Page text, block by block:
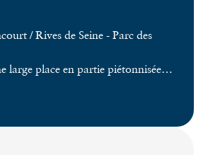
/ Rives de Seine - Parc des
large place en partie piétonnisée,
REFAIT A NEUF.
et DERNIER étage et présente